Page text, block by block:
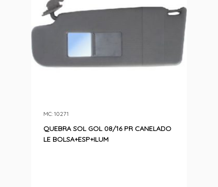
QUEBRA SOL GOL 08/16 PR CANELADO
LE BOLSA+ESP+ILUM
MC: 10271